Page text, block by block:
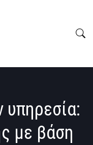
υπηρεσία:
με βάση